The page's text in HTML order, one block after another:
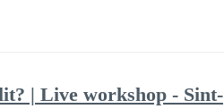
| Live workshop - Sint-